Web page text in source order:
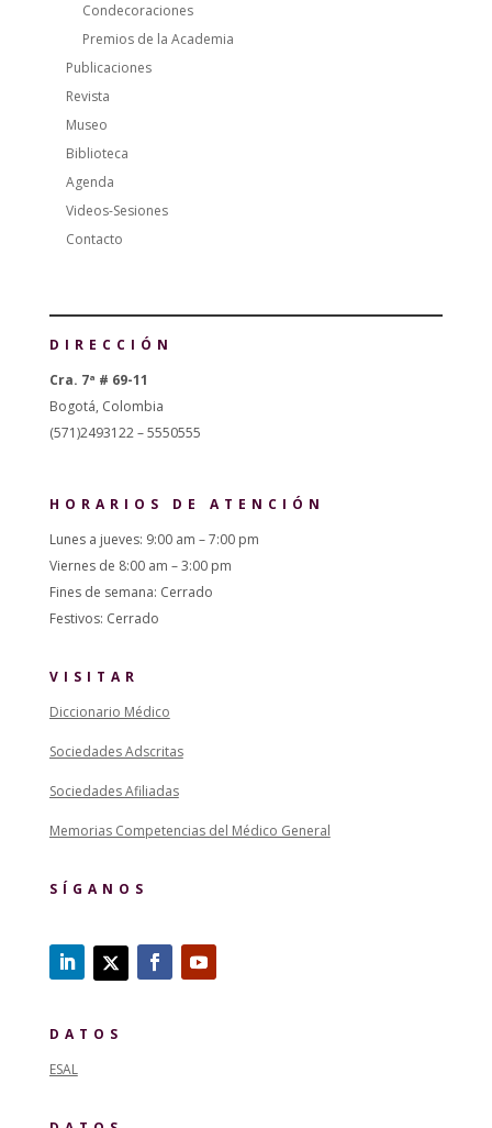
Condecoraciones
Premios de la Academia
Publicaciones
Revista
Museo
Biblioteca
Agenda
Videos-Sesiones
Contacto
DIRECCIÓN
Cra. 7ª # 69-11
Bogotá, Colombia
(571)2493122 – 5550555
HORARIOS DE ATENCIÓN
Lunes a jueves: 9:00 am – 7:00 pm
Viernes de 8:00 am – 3:00 pm
Fines de semana: Cerrado
Festivos: Cerrado
VISITAR
Diccionario Médico
Sociedades Adscritas
Sociedades Afiliadas
Memorias Competencias del Médico General
SÍGANOS
DATOS
ESAL